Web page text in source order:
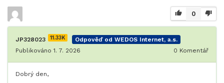
0
JP328023 11.33K
Odpověď od WEDOS Internet, a.s.
Publikováno 1. 7. 2026
0 Komentář
Dobrý den,